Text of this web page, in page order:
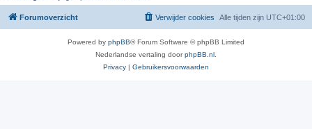
Forumoverzicht Alle tijden zijn UTC+01:00
Verwijder cookies
Powered by phpBB® Forum Software © phpBB Limited
Nederlandse vertaling doorphpBB.nl
Privacy | Gebruikersvoorwaarden